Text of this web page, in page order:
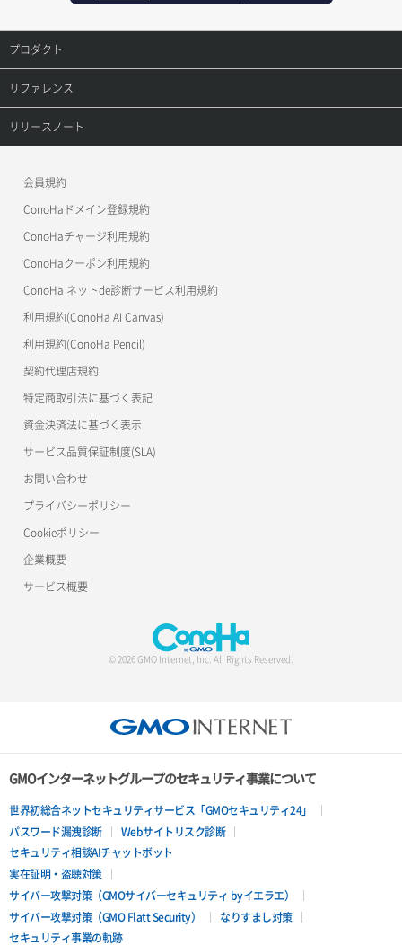
メンバー更新
メンバー詳細取得
メンバー追加
リスナー作成
リスナー削除
リスナー更新
リスナー詳細取得
ロードバランサー一覧取得
ロードバランサー削除
ロードバランサー更新
ロードバランサー詳細取得
ロードバランサー追加
オブジェクト複製
オブジェクト詳細取得
コンテナ一覧取得
コンテナ作成
コンテナ削除
ラージオブジェクトアップロード(DLO)
一時的Web公開
レコード更新
レコード詳細取得
プロダクト
プロダクトトップ
ConoHa VPS(Ver.3.0)
ConoHa for GAME
リファレンス
リファレンストップ
OpenStack CLI
Terraform
s3cmd
公開API(ConoHa VPS Ver.2.0)
リリースノート
会員規約
ConoHaドメイン登録規約
ConoHaチャージ利用規約
ConoHaクーポン利用規約
ConoHa ネットde診断サービス利用規約
利用規約(ConoHa AI Canvas)
利用規約(ConoHa Pencil)
契約代理店規約
特定商取引法に基づく表記
資金決済法に基づく表示
サービス品質保証制度(SLA)
お問い合わせ
プライバシーポリシー
Cookieポリシー
企業概要
サービス概要
© 2026 GMO Internet, Inc. All Rights Reserved.
GMOインターネットグループのセキュリティ事業について
世界初総合ネットセキュリティサービス「GMOセキュリティ24」
パスワード漏洩診断
Webサイトリスク診断
セキュリティ相談AIチャットボット
実在証明・盗聴対策
サイバー攻撃対策（GMOサイバーセキュリティ byイエラエ）
サイバー攻撃対策（GMO Flatt Security）
なりすまし対策
セキュリティ事業の軌跡